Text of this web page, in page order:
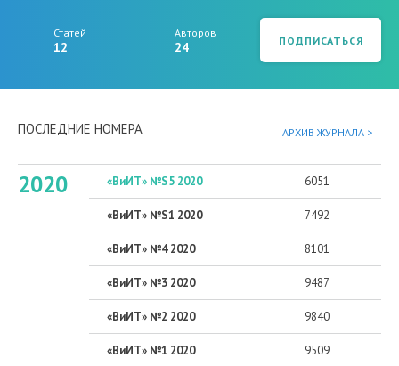
Статей
12
Авторов
24 ПОДПИСАТЬСЯ
ПОСЛЕДНИЕ НОМЕРА АРХИВ ЖУРНАЛА >
2020 «ВиИТ» №S5 2020 6051
«ВиИТ» №S1 2020 7492
«ВиИТ» №4 2020 8101
«ВиИТ» №3 2020 9487
«ВиИТ» №2 2020 9840
«ВиИТ» №1 2020 9509